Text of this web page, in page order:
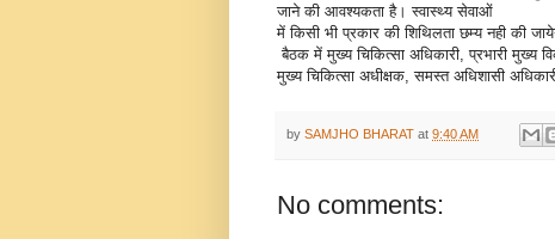
जाने की आवश्यकता है। स्वास्थ्य सेवाओं
में किसी भी प्रकार की शिथिलता छम्य नही की
बैठक में मुख्य चिकित्सा अधिकारी, प्रभारी मुख्य
मुख्य चिकित्सा अधीक्षक, समस्त अधिशासी
by SAMJHO BHARAT at 9:40 AM
No comments: